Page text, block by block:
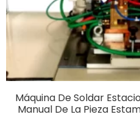
Máquina De Soldar
Manual De La Pieza